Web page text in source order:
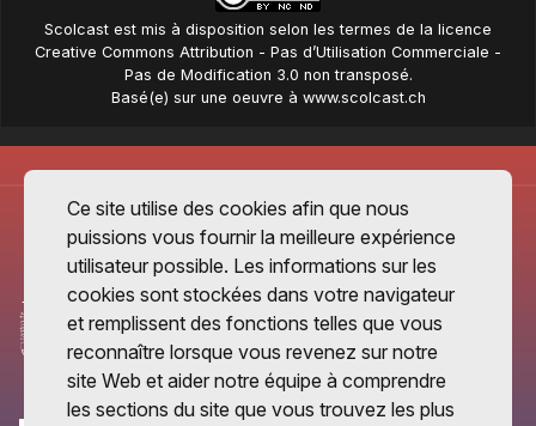
Scolcast est mis à disposition selon les termes de la licence
Creative Commons Attribution - Pas d’Utilisation Commerciale -
Pas de Modification 3.0 non transposé.
Basé(e) sur une oeuvre à www.scolcast.ch
Ce site utilise des cookies afin que nous
puissions vous fournir la meilleure expérience
utilisateur possible. Les informations sur les
cookies sont stockées dans votre navigateur
et remplissent des fonctions telles que vous
reconnaître lorsque vous revenez sur notre
site Web et aider notre équipe à comprendre
les sections du site que vous trouvez les plus